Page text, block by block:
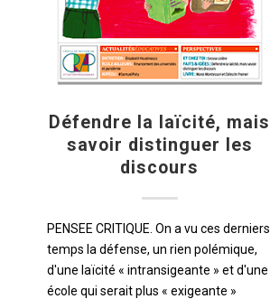
Défendre la laïcité, mais
savoir distinguer les
discours
PENSEE CRITIQUE. On a vu ces derniers
temps la défense, un rien polémique,
d'une laïcité « intransigeante » et d'une
école qui serait plus « exigeante »